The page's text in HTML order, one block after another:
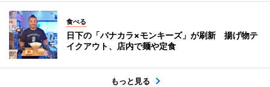
食べる
日下の「バナカラ×モンキーズ」が刷新 揚げ物テ
イクアウト、店内で麺や定食
もっと見る